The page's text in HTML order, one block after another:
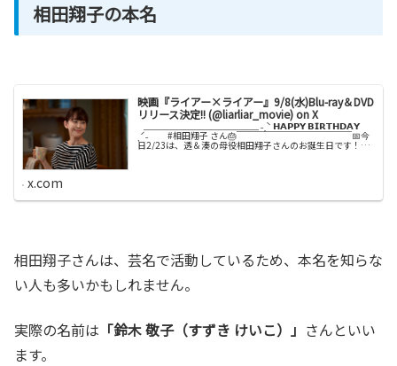
相田翔子の本名
映画『ライアー×ライアー』9/8(水)Blu-ray＆DVD
リリース決定!! (@liarliar_movie) on X
⠀＿＿＿＿＿＿＿＿＿＿＿＿＿ ˗ˏˋ 𝗛𝗔𝗣𝗣𝗬 𝗕𝗜𝗥𝗧𝗛𝗗𝗔𝗬
ˎˊ˗ #相田翔子 さん🎂￣￣￣￣￣￣￣￣￣￣￣￣￣📅今
日2/23は、透＆湊の母役相田翔子さんのお誕生日です！お
x.com
相田翔子さんは、芸名で活動しているため、本名を知らな
い人も多いかもしれません。
実際の名前は 「鈴木 敬子（すずき けいこ）」 さんといい
ます。